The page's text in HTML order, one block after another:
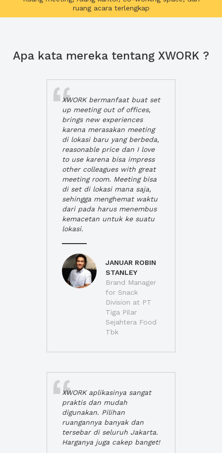
ruang acara terlengkap
Apa kata mereka tentang XWORK ?
XWORK bermanfaat buat set
up meeting out of offices,
brings new experiences
karena merasakan meeting
di lokasi baru yang berbeda,
reasonable price dan I love
to use karena bisa impress
other colleagues with great
meeting room. Meeting bisa
di set di lokasi mana saja,
sehingga menghemat waktu
dari pada harus menembus
kemacetan untuk ke suatu
lokasi.
JANUAR ROBIN
STANLEY
Brand Manager
for Snack
Division at PT
Tiga Pilar
Sejahtera Food
Tbk
XWORK aplikasinya sangat
praktis dan mudah
digunakan. Pilihan
ruangannya banyak dan
tersebar di seluruh Jakarta.
Harganya juga cakep banget!